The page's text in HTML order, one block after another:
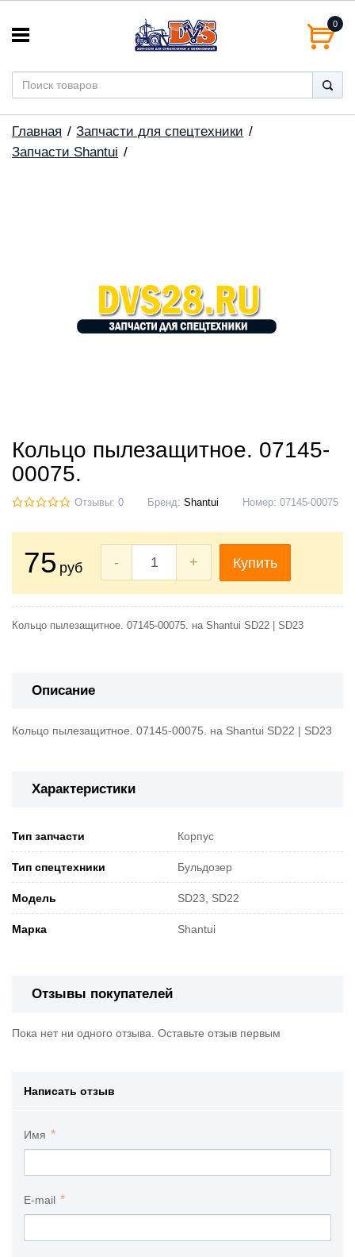
0
Главная
Запчасти для спецтехники
Запчасти Shantui
Кольцо пылезащитное. 07145-
00075.
Отзывы: 0 Бренд: Shantui Номер: 07145-00075
75 руб - + Купить
Кольцо пылезащитное. 07145-00075. на Shantui SD22 | SD23
Описание
Кольцо пылезащитное. 07145-00075. на Shantui SD22 | SD23
Характеристики
Тип запчасти Корпус
Тип спецтехники Бульдозер
Модель SD23, SD22
Марка Shantui
Отзывы покупателей
Пока нет ни одного отзыва. Оставьте отзыв первым
Написать отзыв
Имя
E-mail